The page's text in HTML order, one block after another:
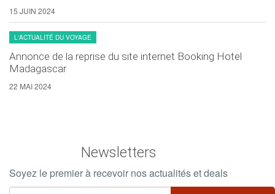
15 JUIN 2024
L'ACTUALITÉ DU VOYAGE
Annonce de la reprise du site internet Booking Hotel
Madagascar
22 MAI 2024
Newsletters
Soyez le premier à recevoir nos actualités et deals